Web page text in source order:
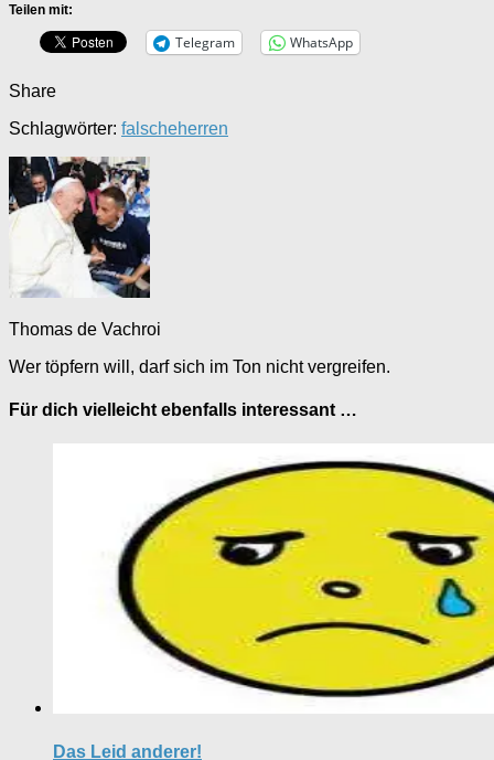
Teilen mit:
Telegram WhatsApp
Share
Schlagwörter: falscheherren
Thomas de Vachroi
Wer töpfern will, darf sich im Ton nicht vergreifen.
Für dich vielleicht ebenfalls interessant …
Das Leid anderer!